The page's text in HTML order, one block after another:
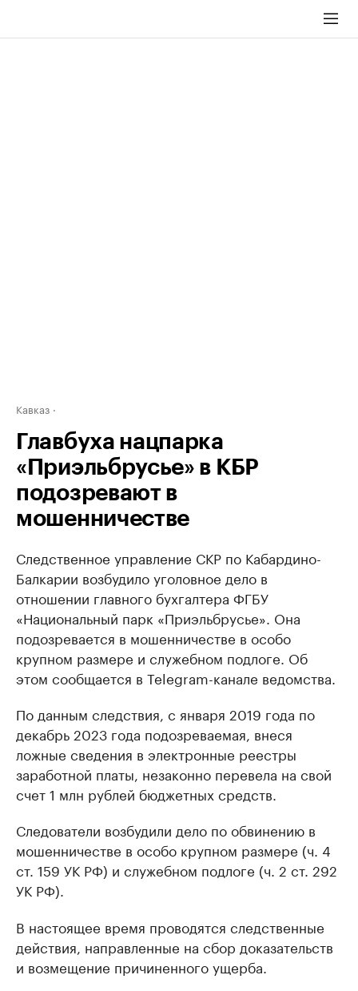
Кавказ
Главбуха нацпарка
«Приэльбрусье» в КБР
подозревают в
мошенничестве
Следственное управление СКР по Кабардино-
Балкарии возбудило уголовное дело в
отношении главного бухгалтера ФГБУ
«Национальный парк «Приэльбрусье». Она
подозревается в мошенничестве в особо
крупном размере и служебном подлоге. Об
этом сообщается в Telegram-канале ведомства.
По данным следствия, с января 2019 года по
декабрь 2023 года подозреваемая, внеся
ложные сведения в электронные реестры
заработной платы, незаконно перевела на свой
счет 1 млн рублей бюджетных средств.
Следователи возбудили дело по обвинению в
мошенничестве в особо крупном размере (ч. 4
ст. 159 УК РФ) и служебном подлоге (ч. 2 ст. 292
УК РФ).
В настоящее время проводятся следственные
действия, направленные на сбор доказательств
и возмещение причиненного ущерба.